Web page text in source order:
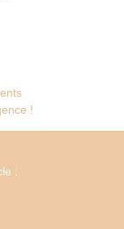
!
: